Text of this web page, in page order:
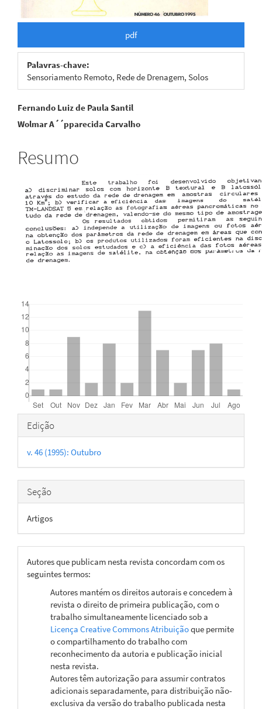
pdf
Palavras-chave:
Sensoriamento Remoto, Rede de Drenagem, Solos
Conteúdo
do
artigo
principal
Fernando Luiz de Paula Santil
Wolmar A´´pparecida Carvalho
Resumo
Detalhes
do
artigo
Edição
v. 46 (1995): Outubro
Seção
Artigos
Autores que publicam nesta revista concordam com os
seguintes termos:
Autores mantém os direitos autorais e concedem à
revista o direito de primeira publicação, com o
trabalho simultaneamente licenciado sob a
Licença Creative Commons Atribuiçãoque permite
o compartilhamento do trabalho com
reconhecimento da autoria e publicação inicial
nesta revista.
Autores têm autorização para assumir contratos
adicionais separadamente, para distribuição não-
exclusiva da versão do trabalho publicada nesta